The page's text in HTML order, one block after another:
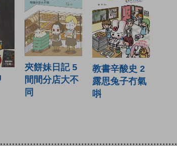
夾餅妹日記 5
間間分店大不
同
教書辛酸史 2
露思兔子冇氣
唞